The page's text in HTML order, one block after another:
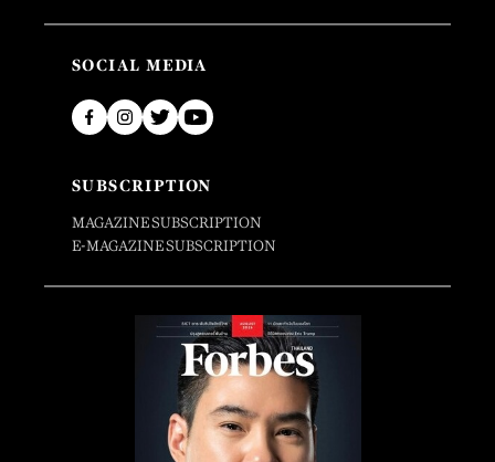
SOCIAL MEDIA
SUBSCRIPTION
MAGAZINE SUBSCRIPTION
E-MAGAZINE SUBSCRIPTION